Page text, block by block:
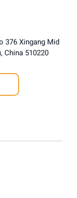
376 Xingang Mid
China 510220